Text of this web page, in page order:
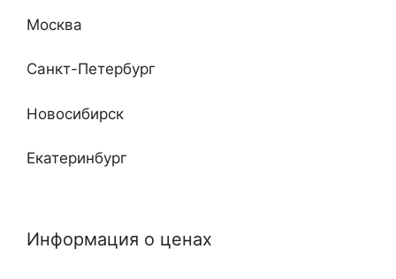
Недорогие
и огню
Москва
Санкт-Петербург
Новосибирск
Екатеринбург
Казань
Информация о ценах